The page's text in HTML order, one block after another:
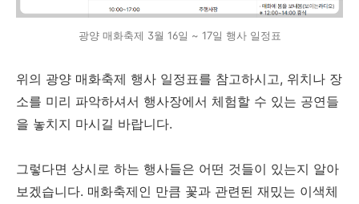
광양 매화축제 3월 16일 ~ 17일 행사 일정표
위의 광양 매화축제 행사 일정표를 참고하시고, 위치나 장
소를 미리 파악하셔서 행사장에서 체험할 수 있는 공연들
을 놓치지 마시길 바랍니다.
그렇다면 상시로 하는 행사들은 어떤 것들이 있는지 알아
보겠습니다. 매화축제인 만큼 꽃과 관련된 재밌는 이색체